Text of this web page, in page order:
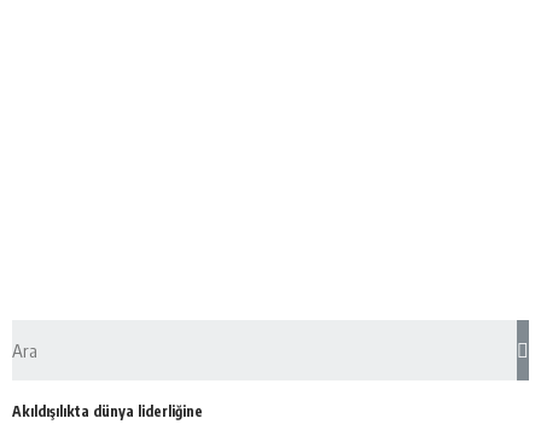
Akıldışılıkta dünya liderliğine